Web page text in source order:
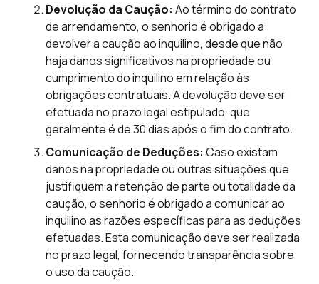
Devolução da Caução: Ao término do contrato
de arrendamento, o senhorio é obrigado a
devolver a caução ao inquilino, desde que não
haja danos significativos na propriedade ou
cumprimento do inquilino em relação às
obrigações contratuais. A devolução deve ser
efetuada no prazo legal estipulado, que
geralmente é de 30 dias após o fim do contrato.
Comunicação de Deduções: Caso existam
danos na propriedade ou outras situações que
justifiquem a retenção de parte ou totalidade da
caução, o senhorio é obrigado a comunicar ao
inquilino as razões específicas para as deduções
efetuadas. Esta comunicação deve ser realizada
no prazo legal, fornecendo transparência sobre
o uso da caução.